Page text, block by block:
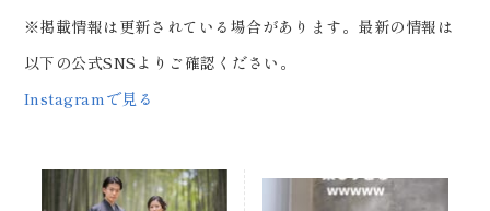
※掲載情報は更新されている場合があります。最新の情報は
以下の公式SNSよりご確認ください。
Instagramで見る